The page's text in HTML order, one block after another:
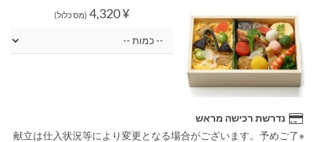
¥ 4,320 (מס כלול)
נדרשת רכישה מראש
※献立は仕入状況等により変更となる場合がございます。予めご了